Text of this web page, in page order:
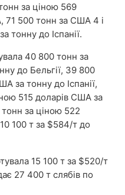
за ціною 569
71 500 тонн за США 4 і
тонну до Іспанії.
40 800 тонн за
до Бельгії, 39 800
за тонну до Іспанії,
515 доларів США за
за ціною 522
100 т за $584/т до
15 100 т за $520/т
27 400 т слябів по